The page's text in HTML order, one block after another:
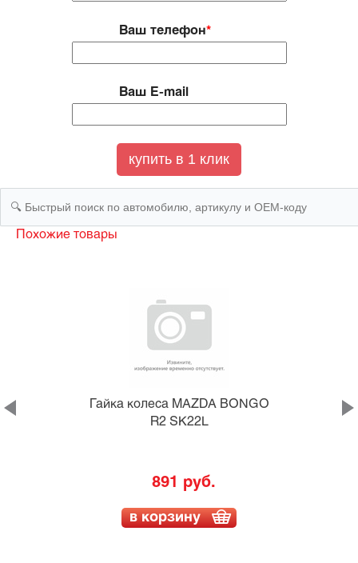
Ваш телефон*
Ваш E-mail
Похожие товары
Гайка колеса MAZDA BONGO
R2 SK22L
891 руб.
в корзину